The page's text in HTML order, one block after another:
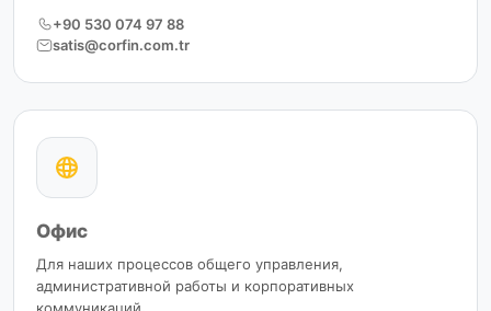
+90 530 074 97 88
satis@corfin.com.tr
Офис
Для наших процессов общего управления,
административной работы и корпоративных
коммуникаций.